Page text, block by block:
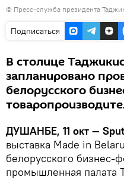
© Пресс-служба президента
Подписаться
В столице
запланировано
белорусского
ДУШАНБЕ, 11 окт —
выставка Made in
белорусского бизнес-
промышленная палата